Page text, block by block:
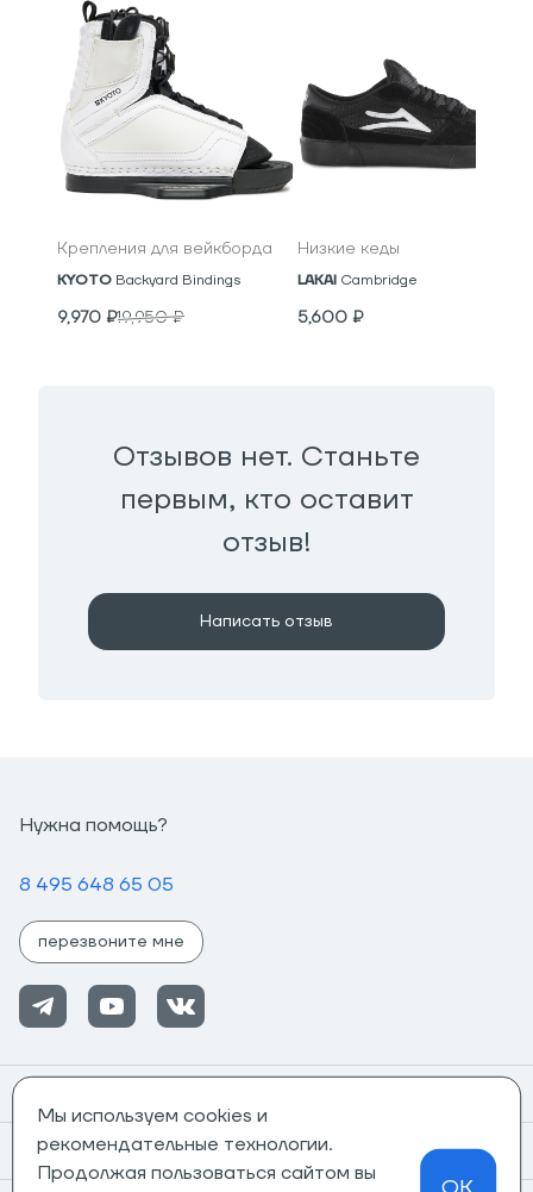
Крепления для вейкборда
KYOTO Backyard Bindings
9,970 ₽19,950₽
Низкие кеды
LAKAI Cambridge
5,600 ₽
Отзывов нет. Станьте
первым, кто оставит
отзыв!
Написать отзыв
Нужна помощь?
8 495 648 65 05
перезвоните мне
Информация
Мы используем cookies и
рекомендательные технологии.
Продолжая пользоваться сайтом вы